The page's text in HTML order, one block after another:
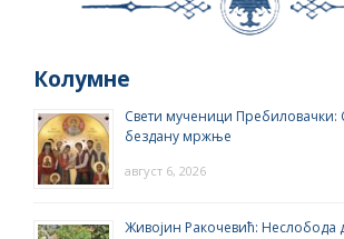
Колумне
Свети мученици Пребиловачки:
бездану мржње
август 6, 2026
Живојин Ракочевић: Неслобода